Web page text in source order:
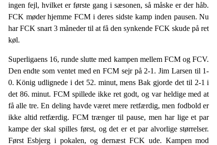
ingen fejl, hvilket er første gang i sæsonen, så måske er der håb.
FCK møder hjemme FCM i deres sidste kamp inden pausen. Nu
har FCK snart 3 måneder til at få den synkende FCK skude på ret
køl.
Superligaens 16, runde slutte med kampen mellem FCM og FCV.
Den endte som ventet med en FCM sejr på 2-1. Jim Larsen til 1-
0. König udlignede i det 52. minut, mens Bak gjorde det til 2-1 i
det 86. minut. FCM spillede ikke ret godt, og var heldige med at
få alle tre. En deling havde været mere retfærdig, men fodbold er
ikke altid retfærdig. FCM trænger til pause, men har lige et par
kampe der skal spilles først, og det er et par alvorlige størrelser.
Først Esbjerg i pokalen, og dernæst FCK ude. Kampen mod